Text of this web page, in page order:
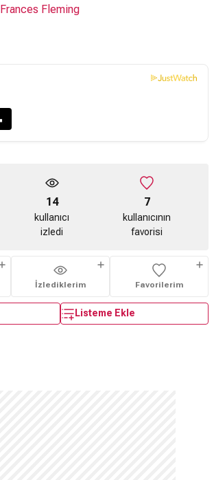
Frances Fleming
14
kullanıcı
izledi
7
kullanıcının
favorisi
İzlediklerim Favorilerim
Listeme Ekle